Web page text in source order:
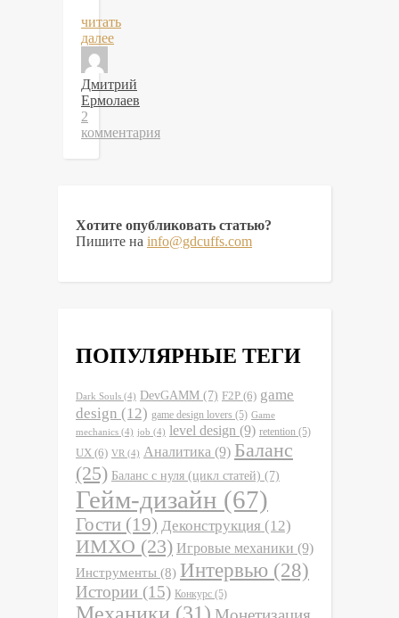
читать
далее
Дмитрий
Ермолаев
2
комментария
Хотите опубликовать статью?
Пишите на info@gdcuffs.com
ПОПУЛЯРНЫЕ ТЕГИ
Dark Souls (4) DevGAMM (7) F2P (6) game
design (12) game design lovers (5) Game
mechanics (4) job (4) level design (9) retention (5)
UX (6) VR (4) Аналитика (9) Баланс
(25) Баланс с нуля (цикл статей) (7)
Гейм-дизайн (67)
Гости (19) Деконструкция (12)
ИМХО (23) Игровые механики (9)
Инструменты (8) Интервью (28)
Истории (15) Конкурс (5)